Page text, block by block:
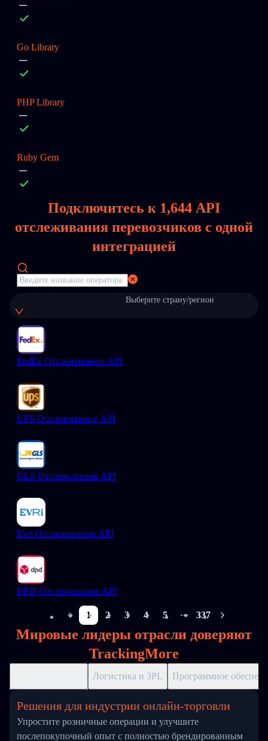
Go Library
PHP Library
Ruby Gem
Подключитесь к 1,644 API
отслеживания перевозчиков с одной
интеграцией
Выберите страну/регион
FedEx Отслеживание API
UPS Отслеживание API
GLS Отслеживание API
Evri Отслеживание API
DPD Отслеживание API
1 2 3 4 5
More pages
337
Мировые лидеры отрасли доверяют
TrackingMore
Логистика и 3PL Программное
Решения для индустрии онлайн-торговли
Упростите розничные операции и улучшите
послепокупочный опыт с полностью брендированным